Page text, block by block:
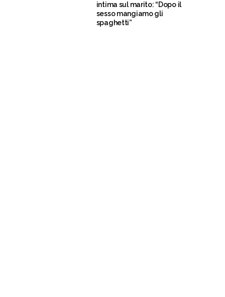
intima sul marito: “Dopo il
sesso mangiamo gli
spaghetti”